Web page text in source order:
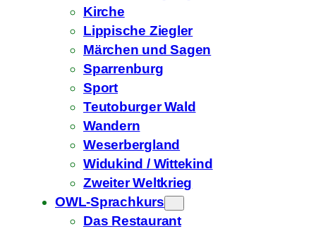
Kirche
Lippische Ziegler
Märchen und Sagen
Sparrenburg
Sport
Teutoburger Wald
Wandern
Weserbergland
Widukind / Wittekind
Zweiter Weltkrieg
OWL-Sprachkurs
Das Restaurant